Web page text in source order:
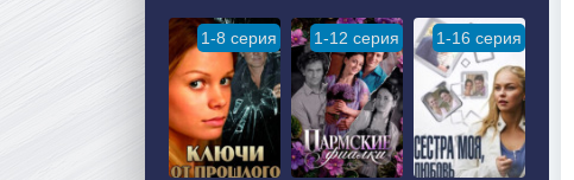
1-8 серия 1-12 серия 1-16 серия